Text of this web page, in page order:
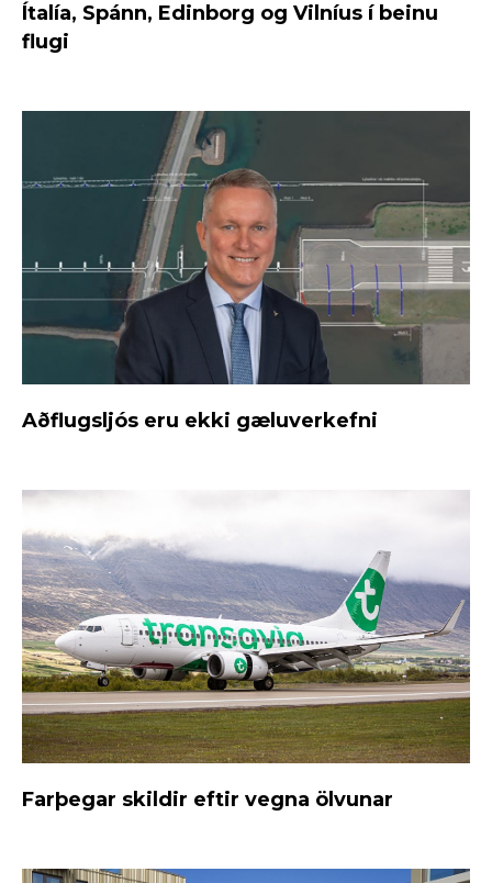
Ítalía, Spánn, Edinborg og Vilníus í beinu
flugi
Aðflugsljós eru ekki gæluverkefni
Farþegar skildir eftir vegna ölvunar